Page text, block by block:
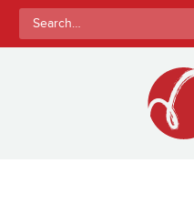
Search
for: